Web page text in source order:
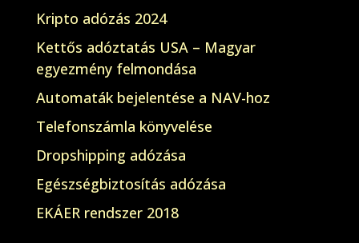
Kripto adózás 2024
Kettős adóztatás USA – Magyar
egyezmény felmondása
Automaták bejelentése a NAV-hoz
Telefonszámla könyvelése
Dropshipping adózása
Egészségbiztosítás adózása
EKÁER rendszer 2018